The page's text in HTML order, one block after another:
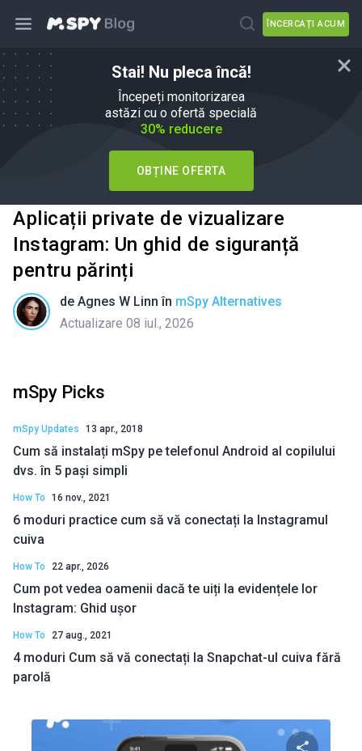
ÎNCERCAȚI ACUM
Stai! Nu pleca încă!
Începeți monitorizarea
astăzi cu o ofertă specială
30% reducere
OBȚINE OFERTA
Aplicații private de vizualizare
Instagram: Un ghid de siguranță
pentru părinți
de Agnes W Linn în mSpy Alternatives
Actualizare 08 iul., 2026
mSpy Picks
mSpy Updates 13 apr., 2018
Cum să instalați mSpy pe telefonul Android al copilului
dvs. în 5 pași simpli
How To 16 nov., 2021
6 moduri practice cum să vă conectați la Instagramul
cuiva
How To 22 apr., 2026
Cum pot vedea oamenii dacă te uiți la evidențele lor
Instagram: Ghid ușor
How To 27 aug., 2021
4 moduri Cum să vă conectați la Snapchat-ul cuiva fără
parolă